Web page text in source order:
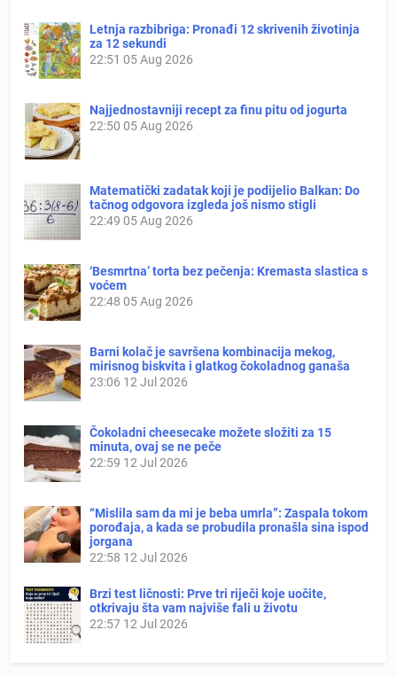
Letnja razbibriga: Pronađi 12 skrivenih životinja
za 12 sekundi
22:51 05 Aug 2026
Najjednostavniji recept za finu pitu od jogurta
22:50 05 Aug 2026
Matematički zadatak koji je podijelio Balkan: Do
tačnog odgovora izgleda još nismo stigli
22:49 05 Aug 2026
‘Besmrtna’ torta bez pečenja: Kremasta slastica s
voćem
22:48 05 Aug 2026
Barni kolač je savršena kombinacija mekog,
mirisnog biskvita i glatkog čokoladnog ganaša
23:06 12 Jul 2026
Čokoladni cheesecake možete složiti za 15
minuta, ovaj se ne peče
22:59 12 Jul 2026
“Mislila sam da mi je beba umrla”: Zaspala tokom
porođaja, a kada se probudila pronašla sina ispod
jorgana
22:58 12 Jul 2026
Brzi test ličnosti: Prve tri riječi koje uočite,
otkrivaju šta vam najviše fali u životu
22:57 12 Jul 2026